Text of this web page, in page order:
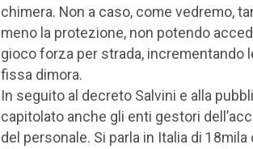
chimera. Non a caso, come vedremo,
meno la protezione, non potendo
gioco forza per strada, incrementando
fissa dimora.
In seguito al decreto Salvini e alla
capitolato anche gli enti gestori
del personale. Si parla in Italia di